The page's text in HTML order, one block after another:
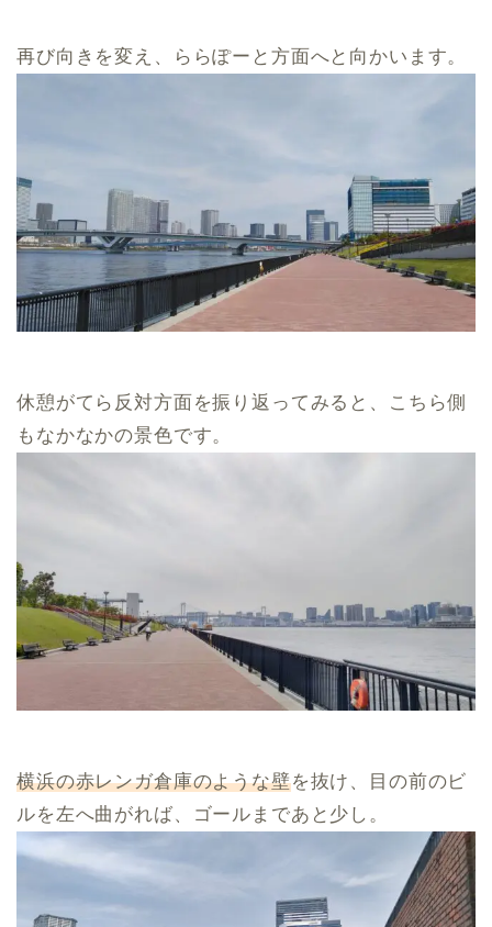
再び向きを変え、ららぽーと方面へと向かいます。
休憩がてら反対方面を振り返ってみると、こちら側
もなかなかの景色です。
横浜の赤レンガ倉庫のような壁を抜け、目の前のビ
ルを左へ曲がれば、ゴールまであと少し。